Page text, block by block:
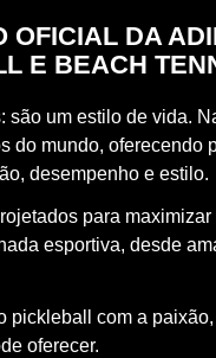
OFICIAL DA
E BEACH
são um estilo de vida.
do mundo, oferecendo
desempenho e estilo.
para maximizar
esportiva, desde
pickleball com a paixão,
oferecer.